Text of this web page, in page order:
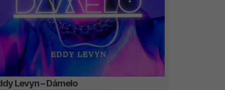
Levyn – Dámelo